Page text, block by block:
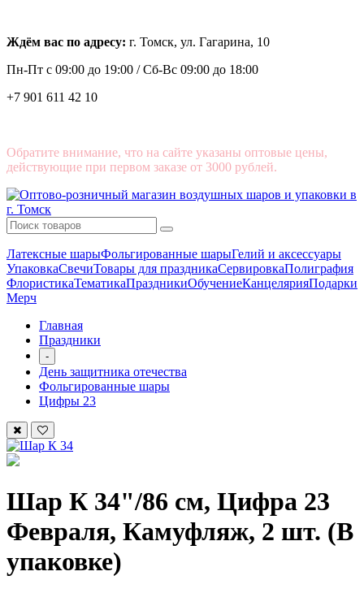
Ждём вас по адресу: г. Томск, ул. Гагарина, 10
Пн-Пт с 09:00 до 19:00 /Сб-Вс 09:00 до 18:00
+7 901 611 42 10
Обратите внимание, что на сайте указаны оптовые цены,
действующие при первом заказе от 3000 рублей.
Латексные шарыФольгированные шарыГелий и аксессуары
УпаковкаСвечиТовары для праздникаСервировкаПолиграфия
ФлористикаТематикаПраздникиОбучениеКанцелярияПодарки
Мерч
Главная
Праздники
-
День защитника отечества
Фольгированные шары
Цифры 23
Шар К 34"/86 см, Цифра 23
Февраля, Камуфляж, 2 шт. (В
упаковке)